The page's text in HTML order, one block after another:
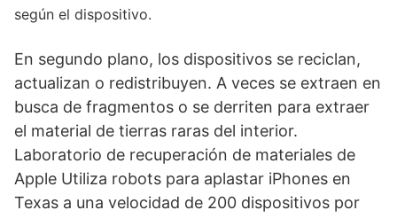
según el dispositivo.
En segundo plano, los dispositivos se reciclan,
actualizan o redistribuyen. A veces se extraen en
busca de fragmentos o se derriten para extraer
el material de tierras raras del interior.
Laboratorio de recuperación de materiales de
Apple Utiliza robots para aplastar iPhones en
Texas a una velocidad de 200 dispositivos por